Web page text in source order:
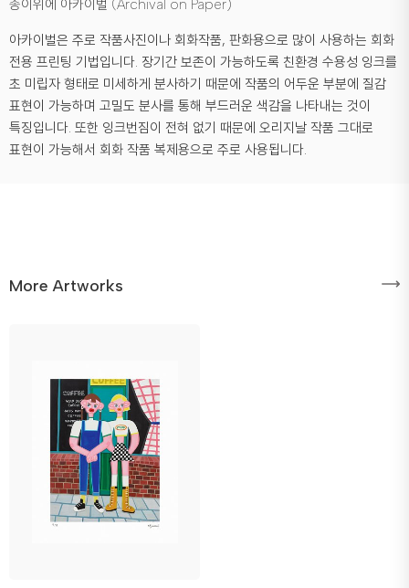
종이위에 아카이벌 (Archival on Paper)
아카이벌은 주로 작품사진이나 회화작품, 판화용으로 많이 사용하는 회화
전용 프린팅 기법입니다. 장기간 보존이 가능하도록 친환경 수용성 잉크를
초 미립자 형태로 미세하게 분사하기 때문에 작품의 어두운 부분에 질감
표현이 가능하며 고밀도 분사를 통해 부드러운 색감을 나타내는 것이
특징입니다. 또한 잉크번짐이 전혀 없기 때문에 오리지날 작품 그대로
표현이 가능해서 회화 작품 복제용으로 주로 사용됩니다.
More Artworks